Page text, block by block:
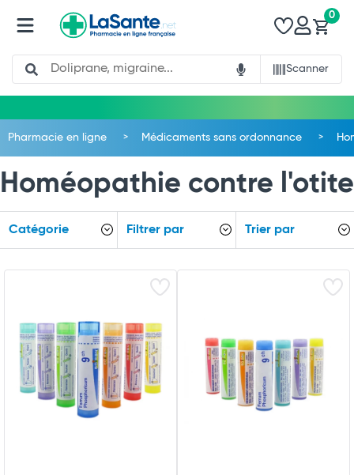
Search
Scanner
0
Total
Pharmacie en ligne Médicaments sans ordonnance
Homéopathie contre l'otite
Catégorie Filtrer par Trier par